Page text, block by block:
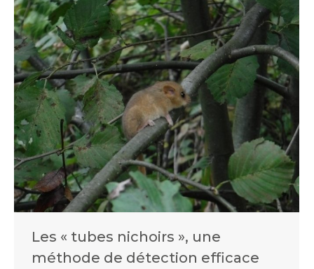
Les « tubes nichoirs », une
méthode de détection efficace